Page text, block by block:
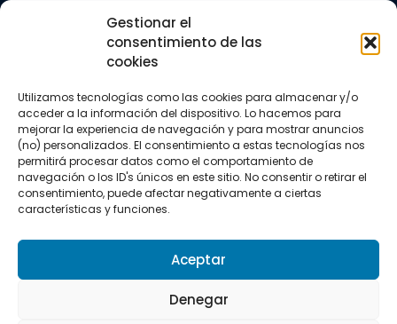
Gestionar el
consentimiento de las
cookies
Utilizamos tecnologías como las cookies para almacenar y/o
acceder a la información del dispositivo. Lo hacemos para
mejorar la experiencia de navegación y para mostrar anuncios
(no) personalizados. El consentimiento a estas tecnologías nos
permitirá procesar datos como el comportamiento de
navegación o los ID's únicos en este sitio. No consentir o retirar el
consentimiento, puede afectar negativamente a ciertas
características y funciones.
Aceptar
Denegar
CONTACTO
+34 662 342 177
info@vkssport.com
SÍGUENOS
Política de privacidad
Política de cookies